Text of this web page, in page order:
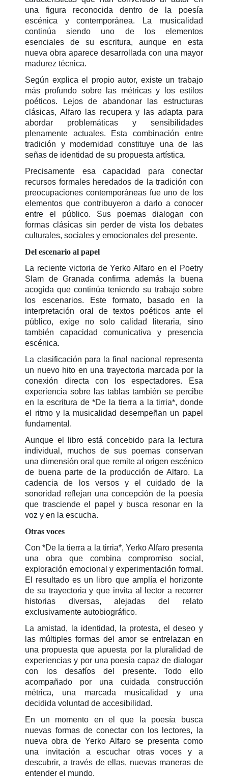
una figura reconocida dentro de la poesía
escénica y contemporánea. La musicalidad
continúa siendo uno de los elementos
esenciales de su escritura, aunque en esta
nueva obra aparece desarrollada con una mayor
madurez técnica.
Según explica el propio autor, existe un trabajo
más profundo sobre las métricas y los estilos
poéticos. Lejos de abandonar las estructuras
clásicas, Alfaro las recupera y las adapta para
abordar problemáticas y sensibilidades
plenamente actuales. Esta combinación entre
tradición y modernidad constituye una de las
señas de identidad de su propuesta artística.
Precisamente esa capacidad para conectar
recursos formales heredados de la tradición con
preocupaciones contemporáneas fue uno de los
elementos que contribuyeron a darlo a conocer
entre el público. Sus poemas dialogan con
formas clásicas sin perder de vista los debates
culturales, sociales y emocionales del presente.
Del escenario al papel
La reciente victoria de Yerko Alfaro en el Poetry
Slam de Granada confirma además la buena
acogida que continúa teniendo su trabajo sobre
los escenarios. Este formato, basado en la
interpretación oral de textos poéticos ante el
público, exige no solo calidad literaria, sino
también capacidad comunicativa y presencia
escénica.
La clasificación para la final nacional representa
un nuevo hito en una trayectoria marcada por la
conexión directa con los espectadores. Esa
experiencia sobre las tablas también se percibe
en la escritura de *De la tierra a la tirria*, donde
el ritmo y la musicalidad desempeñan un papel
fundamental.
Aunque el libro está concebido para la lectura
individual, muchos de sus poemas conservan
una dimensión oral que remite al origen escénico
de buena parte de la producción de Alfaro. La
cadencia de los versos y el cuidado de la
sonoridad reflejan una concepción de la poesía
que trasciende el papel y busca resonar en la
voz y en la escucha.
Otras voces
Con *De la tierra a la tirria*, Yerko Alfaro presenta
una obra que combina compromiso social,
exploración emocional y experimentación formal.
El resultado es un libro que amplía el horizonte
de su trayectoria y que invita al lector a recorrer
historias diversas, alejadas del relato
exclusivamente autobiográfico.
La amistad, la identidad, la protesta, el deseo y
las múltiples formas del amor se entrelazan en
una propuesta que apuesta por la pluralidad de
experiencias y por una poesía capaz de dialogar
con los desafíos del presente. Todo ello
acompañado por una cuidada construcción
métrica, una marcada musicalidad y una
decidida voluntad de accesibilidad.
En un momento en el que la poesía busca
nuevas formas de conectar con los lectores, la
nueva obra de Yerko Alfaro se presenta como
una invitación a escuchar otras voces y a
descubrir, a través de ellas, nuevas maneras de
entender el mundo.